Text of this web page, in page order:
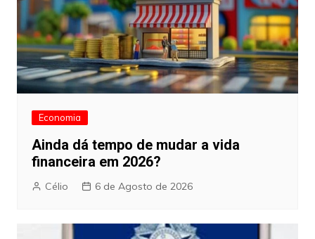
Economia
Ainda dá tempo de mudar a vida
financeira em 2026?
Célio 6 de Agosto de 2026